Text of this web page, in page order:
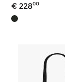
22800